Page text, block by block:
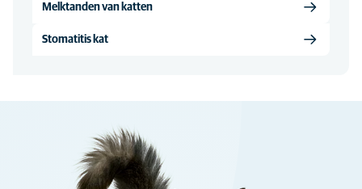
Melktanden van katten
Stomatitis kat